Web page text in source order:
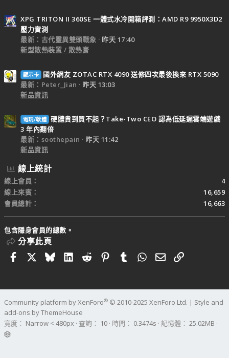
XPG TRITON II 360SE 一體式水冷開箱評測：AMD R9 9950X3D2
壓力實測
最新：古代靈異雙頭戰象
昨天 17:40
新型散熱裝置 / 散熱膏
顯示卡
國外網友 ZOTAC RTX 4090 送修四次最後換來 RTX 5090
最新：Peter_Jian
昨天 13:03
新品資訊
電玩/軟體 硬體貴到買不起？Take-Two CEO 認為低延遲雲端遊戲
3 年內翻倍
最新：soothepain
昨天 11:42
新品資訊
線上統計
線上會員
4
線上來賓
16,659
會員總計
16,663
包含隱身會員的總數。
分享此頁
FacebookBlueskyLinkedIn
RedditPinterestTumblrWhatsApp
電子郵件
連結
Community platform by XenForo® © 2010-2025 XenForo Ltd. | Style and
add-ons by ThemeHouse
寬度
查詢 10 時間 0.3474s 記憶體 25.02MB